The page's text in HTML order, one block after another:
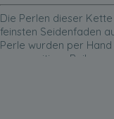
Die Perlen dieser
feinsten Seidenfaden
Perle wurden per
gegenseitiger Reibung